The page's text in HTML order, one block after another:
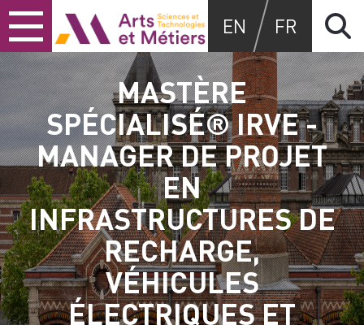
Skip
to
content
Skip
to
main
menu
Skip
to
search
Arts et métiers
EN FR
MASTÈRE
SPÉCIALISÉ® IRVE -
MANAGER DE PROJET
EN
INFRASTRUCTURES DE
RECHARGE,
VÉHICULES
ÉLECTRIQUES ET